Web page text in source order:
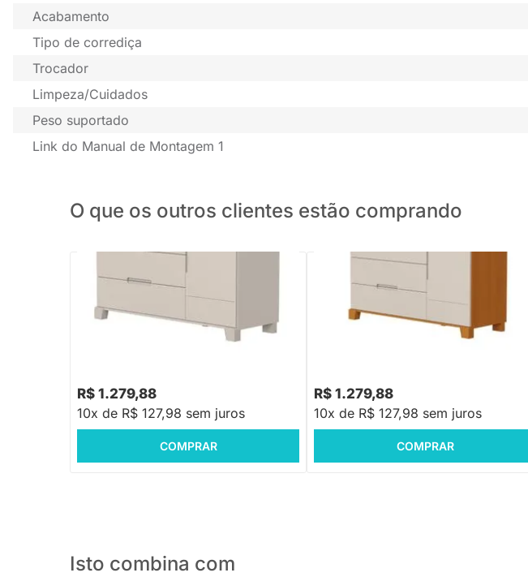
Acabamento
Tipo de corrediça
Trocador
Limpeza/Cuidados
Peso suportado
Link do Manual de Montagem 1
O que os outros clientes estão comprando
Cômoda Luna 4 Gavetas e 1 Porta - Areia
R$ 1.279,88
10x de R$ 127,98 sem juros
COMPRAR
Cômoda Luna 4 Gavetas e 1 Porta - Areia
R$ 1.279,88
10x de R$ 127,98 sem juros
COMPRAR
Isto combina com